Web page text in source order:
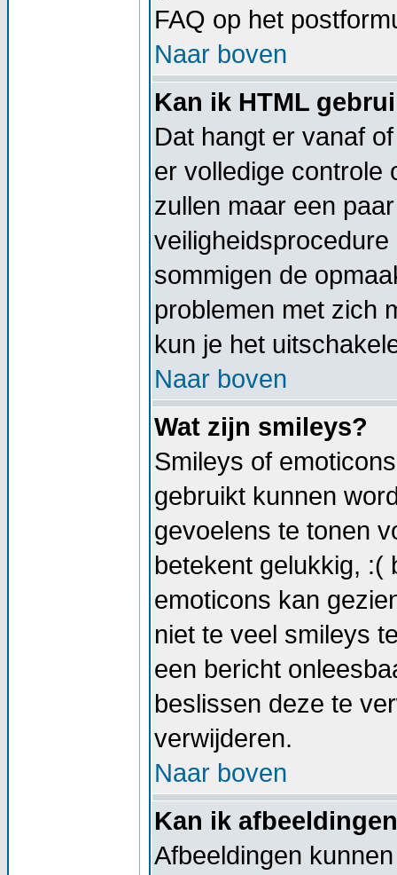
FAQ op het
Naar boven
Kan ik HTML
Dat hangt er vanaf
er volledige controle
zullen maar een
sommigen de
problemen met zich
kun je het
Naar boven
Wat zijn smileys?
Smileys of
gebruikt kunnen
gevoelens te tonen
betekent gelukkig, :(
emoticons kan
niet te veel smileys
een bericht
beslissen deze te
verwijderen.
Naar boven
Kan ik
Afbeeldingen